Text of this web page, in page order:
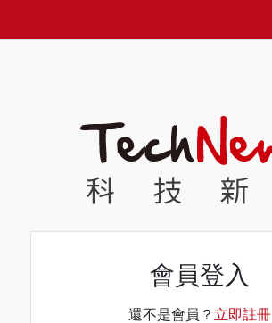
會員登入
還不是會員？ 立即註冊